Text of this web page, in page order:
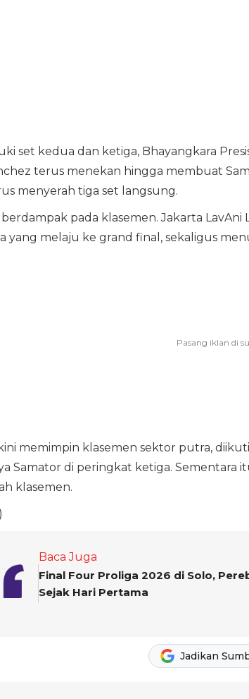
set kedua dan ketiga, Bhayangkara
terus menekan hingga membuat
menyerah tiga set langsung.
berdampak pada klasemen. Jakarta
yang melaju ke grand final, sekaligus
memimpin klasemen sektor putra,
Samator di peringkat ketiga. Sementara
klasemen.
Baca Juga
Final Four Proliga 2026 di Solo,
Sejak Hari Pertama
Jadikan